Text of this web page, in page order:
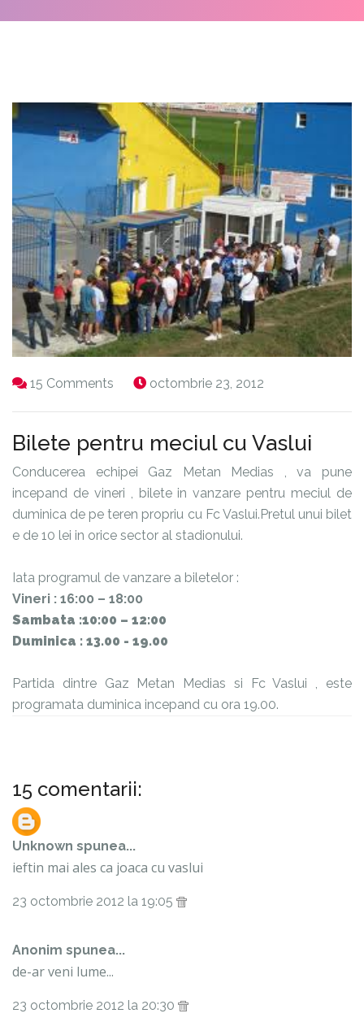
15 Comments octombrie 23, 2012
Bilete pentru meciul cu Vaslui
Conducerea echipei Gaz Metan Medias , va pune
incepand de vineri , bilete in vanzare pentru meciul de
duminica de pe teren propriu cu Fc Vaslui.Pretul unui bilet
e de 10 lei in orice sector al stadionului.
Iata programul de vanzare a biletelor :
Vineri : 16:00 – 18:00
Sambata :10:00 – 12:00
Duminica : 13.00 - 19.00
Partida dintre Gaz Metan Medias si Fc Vaslui , este
programata duminica incepand cu ora 19.00.
15 comentarii:
Unknown spunea...
ieftin mai ales ca joaca cu vaslui
23 octombrie 2012 la 19:05
Anonim spunea...
de-ar veni lume...
23 octombrie 2012 la 20:30